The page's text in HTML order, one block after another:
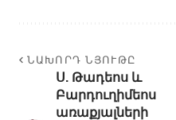
ՆԱԽՈՐԴ ՆՅՈՒԹԸ
Ս. Թադեոս և
Բարդուղիմեոս
առաքյալների